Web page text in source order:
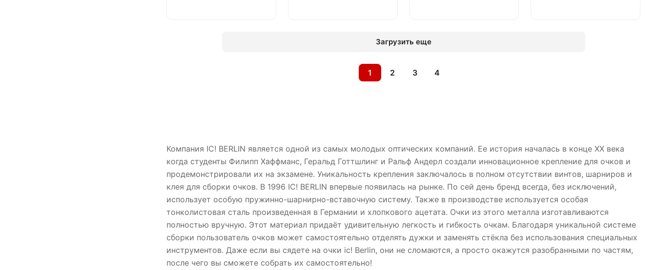
Загрузить еще
1 2 3 4
Компания IC! BERLIN является одной из самых молодых оптических компаний. Ее история началась в конце ХХ века
когда студенты Филипп Хаффманс, Геральд Готтшлинг и Ральф Андерл создали инновационное крепление для очков и
продемонстрировали их на экзамене. Уникальность крепления заключалось в полном отсутствии винтов, шарниров и
клея для сборки очков. В 1996 IC! BERLIN впервые появилась на рынке. По сей день бренд всегда, без исключений,
использует особую пружинно-шарнирно-вставочную систему. Также в производстве используется особая
тонколистовая сталь произведенная в Германии и хлопкового ацетата. Очки из этого металла изготавливаются
полностью вручную. Этот материал придаёт удивительную легкость и гибкость очкам. Благодаря уникальной системе
сборки пользователь очков может самостоятельно отделять дужки и заменять стёкла без использования специальных
инструментов. Даже если вы сядете на очки ic! Berlin, они не сломаются, а просто окажутся разобранными по частям,
после чего вы сможете собрать их самостоятельно!